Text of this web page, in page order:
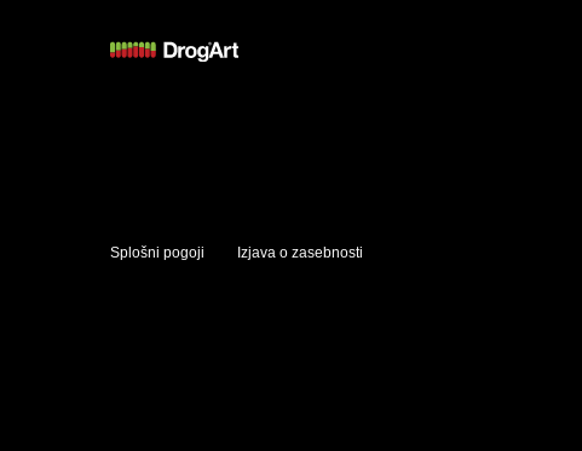
Splošni pogoji Izjava o zasebnosti